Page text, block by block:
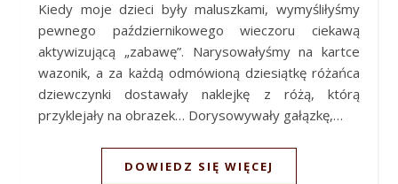
Kiedy moje dzieci były maluszkami, wymyśliłyśmy
pewnego październikowego wieczoru ciekawą
aktywizującą „zabawę”. Narysowałyśmy na kartce
wazonik, a za każdą odmówioną dziesiątkę różańca
dziewczynki dostawały naklejkę z różą, którą
przyklejały na obrazek… Dorysowywały gałązkę,…
DOWIEDZ SIĘ WIĘCEJ